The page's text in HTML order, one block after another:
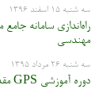
سه شنبه ۱۵ اسفند ۱۳۹۶
راه‌اندازی سامانه
مهندسی
سه شنبه ۲۶ مرداد ۱۳۹۵
دوره آموزشی GPS مقدماتی در خاش